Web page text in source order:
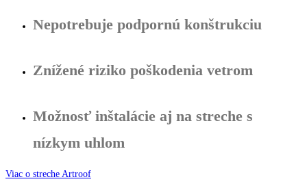
Nepotrebuje podpornú konštrukciu
Znížené riziko poškodenia vetrom
Možnosť inštalácie aj na streche s
nízkym uhlom
Viac o streche Artroof